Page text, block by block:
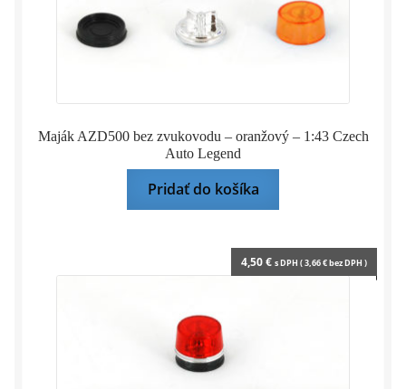
Maják AZD500 bez zvukovodu – oranžový – 1:43 Czech
Auto Legend
Pridať do košíka
4,50€ s DPH (3,66€bez DPH )